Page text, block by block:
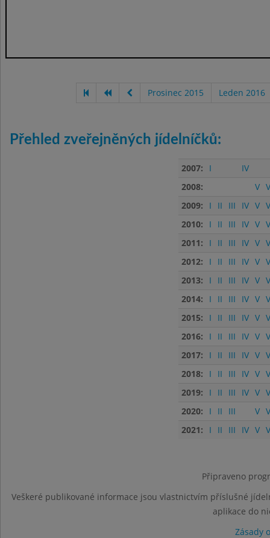
Prosinec 2015 Leden 2016
Přehled zveřejněných jídelníčků:
2007: I
IV
2008:
V
2009:
I II III IV V
2010:
I II III IV V
2011:
I II III IV V
2012:
I II III IV V
2013:
I II III IV V
2014:
I II III IV V
2015:
I II III IV V
2016:
I II III IV V
2017:
I II III IV V
2018:
I II III IV V
2019:
I II III IV V
2020:
I II III V
2021:
I II III IV V
Připraveno
Veškeré publikované informace jsou vlastnictvím příslušné
aplikace do
Zásady